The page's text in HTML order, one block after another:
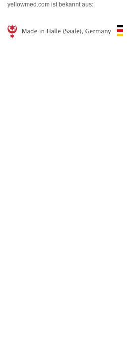
yellowmed.com ist bekannt aus: